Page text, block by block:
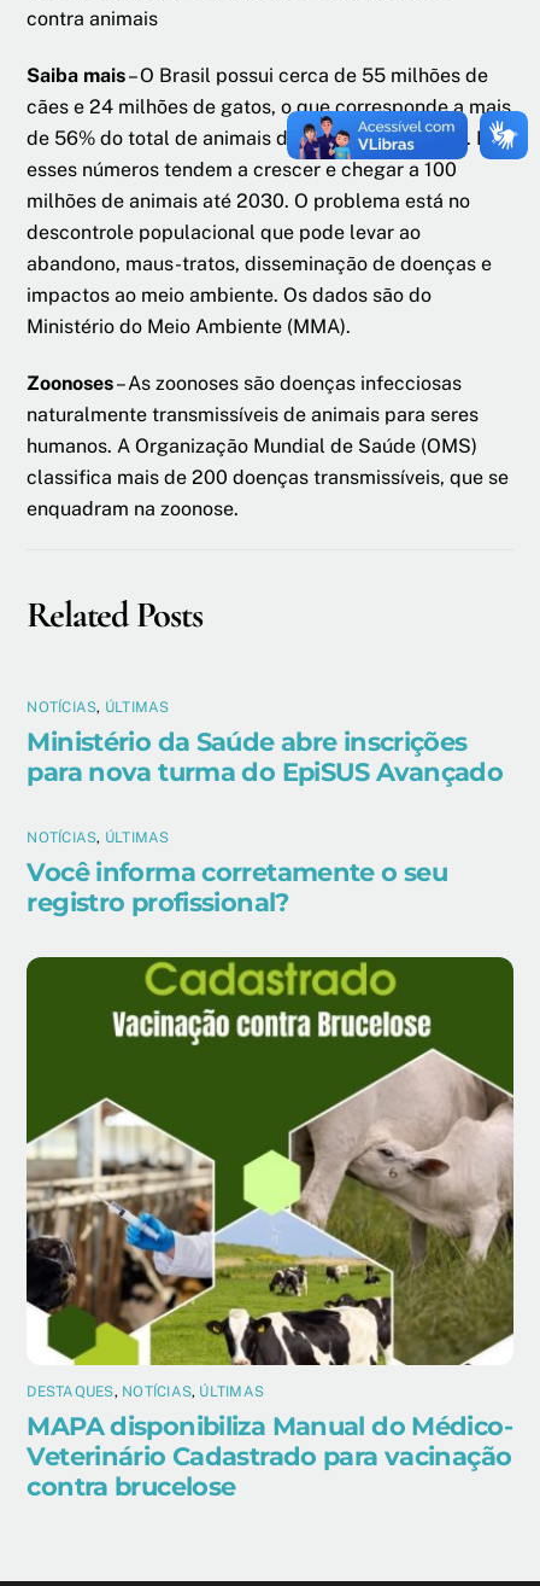
contra animais
Saiba mais– O Brasil possui cerca de 55 milhões de
cães e 24 milhões de gatos, o que corresponde a mais
de 56% do total de animais de estimação do país. E
esses números tendem a crescer e chegar a 100
milhões de animais até 2030. O problema está no
descontrole populacional que pode levar ao
abandono, maus-tratos, disseminação de doenças e
impactos ao meio ambiente. Os dados são do
Ministério do Meio Ambiente (MMA).
Zoonoses– As zoonoses são doenças infecciosas
naturalmente transmissíveis de animais para seres
humanos. A Organização Mundial de Saúde (OMS)
classifica mais de 200 doenças transmissíveis, que se
enquadram na zoonose.
Related Posts
NOTÍCIAS, ÚLTIMAS
Ministério da Saúde abre inscrições
para nova turma do EpiSUS Avançado
NOTÍCIAS, ÚLTIMAS
Você informa corretamente o seu
registro profissional?
DESTAQUES, NOTÍCIAS, ÚLTIMAS
MAPA disponibiliza Manual do Médico-
Veterinário Cadastrado para vacinação
contra brucelose